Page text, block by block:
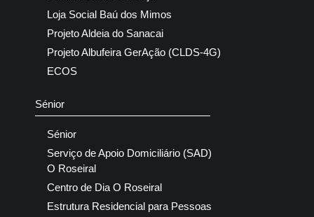
Loja Social Baú dos Mimos
Projeto Aldeia do Sanacai
Projeto Albufeira GerAção (CLDS-4G)
ECOS
Sénior
Sénior
Serviço de Apoio Domiciliário (SAD)
O Roseiral
Centro de Dia O Roseiral
Estrutura Residencial para Pessoas